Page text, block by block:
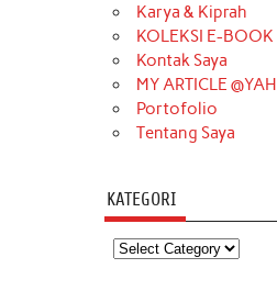
Karya & Kiprah
KOLEKSI E-BOOK
Kontak Saya
MY ARTICLE
Portofolio
Tentang Saya
KATEGORI
Kategori